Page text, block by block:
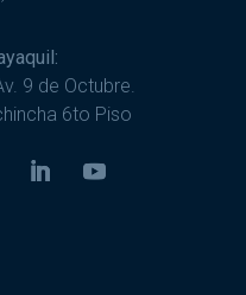
9 de Octubre.
6to Piso